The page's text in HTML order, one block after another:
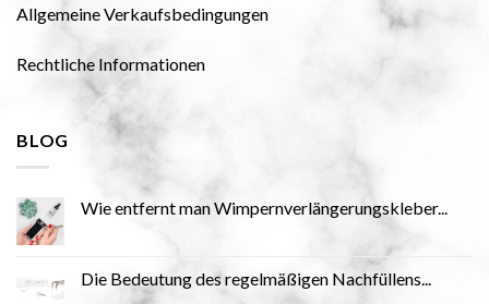
Allgemeine Verkaufsbedingungen
Rechtliche Informationen
BLOG
Wie entfernt man Wimpernverlängerungskleber...
Die Bedeutung des regelmäßigen Nachfüllens...